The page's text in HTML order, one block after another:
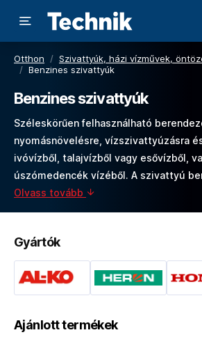
Otthon / Szivattyúk, házi vízművek,
/ Benzines szivattyúk
Benzines szivattyúk
Széleskörűen felhasználható
nyomásnövelésre, vízszivattyúzásra
ivóvízből, talajvízből vagy esővízből,
úszómedencék vízéből. A szivattyú
Olvass tovább
Gyártók
Ajánlott termékek